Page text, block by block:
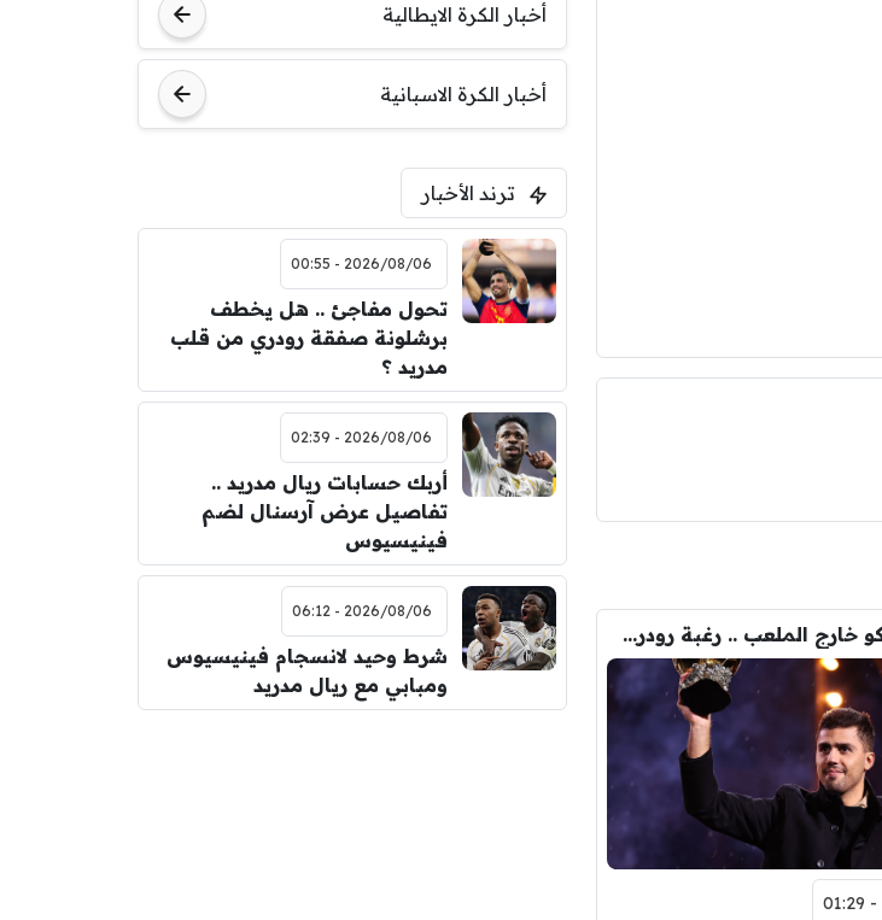
اشتعل الكلاسيكو خارج الملعب .. رغبة رودري تصدم ريال مدريد
أخبار الكرة الايطالية
أخبار الكرة الاسبانية
ترند الأخبار
2026/08/06 - 00:55
تحول مفاجئ .. هل يخطف
برشلونة صفقة رودري من قلب
مدريد ؟
2026/08/06 - 02:39
أربك حسابات ريال مدريد ..
تفاصيل عرض آرسنال لضم
فينيسيوس
2026/08/06 - 06:12
شرط وحيد لانسجام فينيسيوس
ومبابي مع ريال مدريد